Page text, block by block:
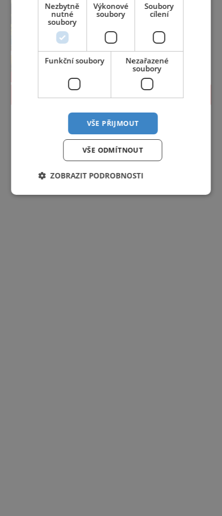
Nezbytně
nutné
soubory
Výkonové
soubory
Soubory
cílení
Funkční soubory
Nezařazené
soubory
VŠE PŘIJMOUT
VŠE ODMÍTNOUT
ZOBRAZIT PODROBNOSTI